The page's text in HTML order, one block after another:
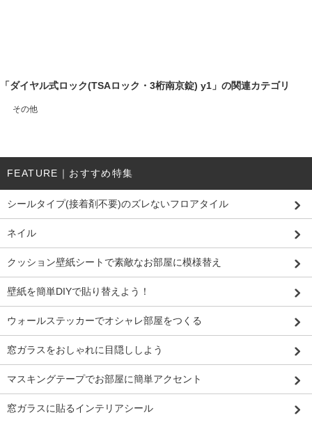
「ダイヤル式ロック(TSAロック・3桁南京錠) y1」の関連カテゴリ
その他
FEATURE｜おすすめ特集
シールタイプ(接着剤不要)のズレないフロアタイル
ネイル
クッション壁紙シートで素敵なお部屋に模様替え
壁紙を簡単DIYで貼り替えよう！
ウォールステッカーでオシャレ部屋をつくる
窓ガラスをおしゃれに目隠ししよう
マスキングテープでお部屋に簡単アクセント
窓ガラスに貼るインテリアシール